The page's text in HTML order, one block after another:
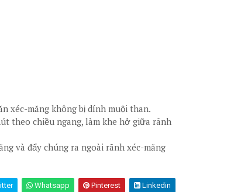
xéc-măng không bị dính muội than.
theo chiều ngang, làm khe hở giữa rãnh
và đẩy chúng ra ngoài rãnh xéc-măng
Whatsapp Pinterest Linkedin